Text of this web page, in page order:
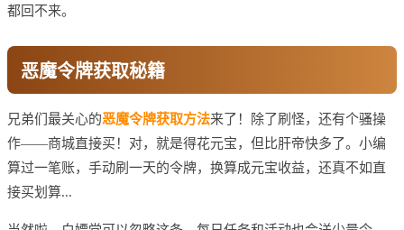
都回不来。
恶魔令牌获取秘籍
兄弟们最关心的恶魔令牌获取方法来了！除了刷怪，还有个骚操
作——商城直接买！对，就是得花元宝，但比肝帝快多了。小编
算过一笔账，手动刷一天的令牌，换算成元宝收益，还真不如直
接买划算...